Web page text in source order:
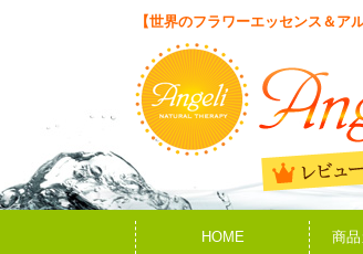
【世界のフラワーエッセンス＆
HOME 商